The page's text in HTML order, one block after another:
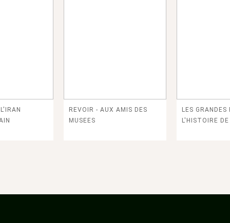
REVOIR - AUX AMIS DES
MUSEES
LES GRANDES
L'HISTOIRE